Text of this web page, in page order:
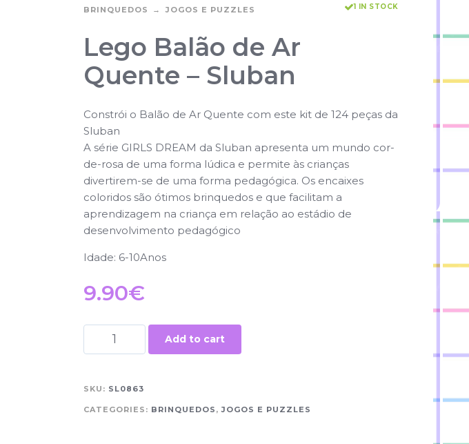
BRINQUEDOS JOGOS E PUZZLES 1 IN STOCK
Lego Balão de Ar
Quente – Sluban
Constrói o Balão de Ar Quente com este kit de 124 peças da
Sluban
A série GIRLS DREAM da Sluban apresenta um mundo cor-
de-rosa de uma forma lúdica e permite às crianças
divertirem-se de uma forma pedagógica. Os encaixes
coloridos são ótimos brinquedos e que facilitam a
aprendizagem na criança em relação ao estádio de
desenvolvimento pedagógico
Idade: 6-10Anos
9.90€
Add to cart
SKU: SL0863
CATEGORIES: BRINQUEDOS ,JOGOS E PUZZLES